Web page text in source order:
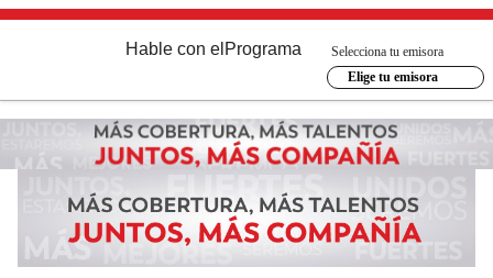
Hable con el Programa
Selecciona tu emisora
Elige tu emisora